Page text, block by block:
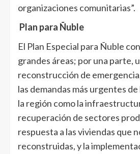
organizaciones comunitarias”.
Plan para Ñuble
El Plan Especial para Ñuble
grandes áreas; por una parte,
reconstrucción de
las demandas más urgentes
la región como la
recuperación de sectores
respuesta a las viviendas que
reconstruidas, y la